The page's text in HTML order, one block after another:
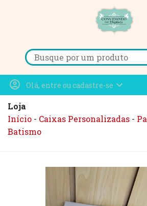
Search for:
account_circle Olá, entre ou cadastre-se expand_more
Loja
Início - Caixas Personalizadas -
Batismo